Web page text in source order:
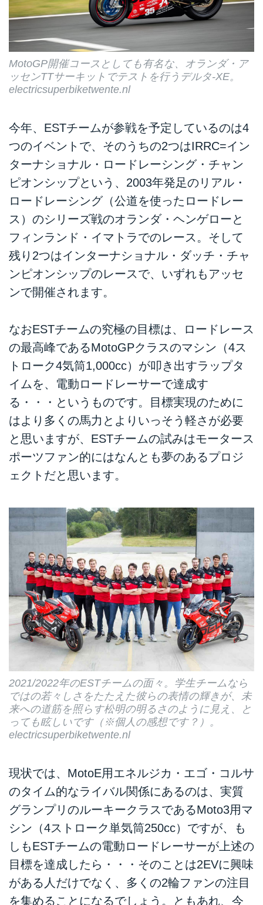
MotoGP開催コースとしても有名な、オランダ・ア
ッセンTTサーキットでテストを行うデルタ-XE。
electricsuperbiketwente.nl
今年、ESTチームが参戦を予定しているのは4
つのイベントで、そのうちの2つはIRRC=イン
ターナショナル・ロードレーシング・チャン
ピオンシップという、2003年発足のリアル・
ロードレーシング（公道を使ったロードレー
ス）のシリーズ戦のオランダ・ヘンゲローと
フィンランド・イマトラでのレース。そして
残り2つはインターナショナル・ダッチ・チャ
ンピオンシップのレースで、いずれもアッセ
ンで開催されます。
なおESTチームの究極の目標は、ロードレース
の最高峰であるMotoGPクラスのマシン（4ス
トローク4気筒1,000cc）が叩き出すラップタ
イムを、電動ロードレーサーで達成す
る・・・というものです。目標実現のために
はより多くの馬力とよりいっそう軽さが必要
と思いますが、ESTチームの試みはモータース
ポーツファン的にはなんとも夢のあるプロジ
ェクトだと思います。
2021/2022年のESTチームの面々。学生チームなら
ではの若々しさをたたえた彼らの表情の輝きが、未
来への道筋を照らす松明の明るさのように見え、と
っても眩しいです（※個人の感想です？）。
electricsuperbiketwente.nl
現状では、MotoE用エネルジカ・エゴ・コルサ
のタイム的なライバル関係にあるのは、実質
グランプリのルーキークラスであるMoto3用マ
シン（4ストローク単気筒250cc）ですが、も
しもESTチームの電動ロードレーサーが上述の
目標を達成したら・・・そのことは2EVに興味
がある人だけでなく、多くの2輪ファンの注目
を集めることになるでしょう。ともあれ、今